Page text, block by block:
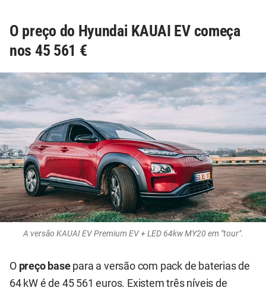
O preço do Hyundai KAUAI EV começa
nos 45 561 €
A versão KAUAI EV Premium EV + LED 64kw MY20 em "tour".
O preço basepara a versão com pack de baterias de
64 kW é de 45 561 euros. Existem três níveis de